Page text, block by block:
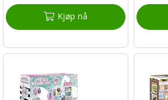
Kjøp nå